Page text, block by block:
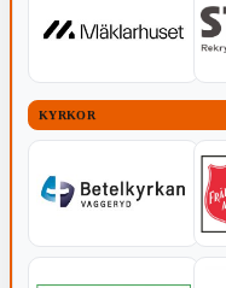
KYRKOR